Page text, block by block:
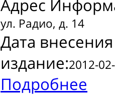
Адрес
ул. Радио, д. 14
Дата
издание:2012-
Подробнее